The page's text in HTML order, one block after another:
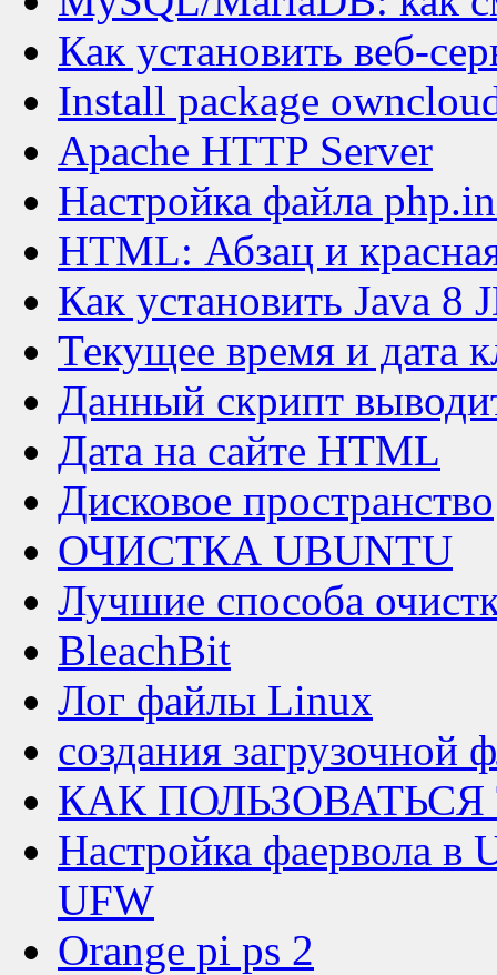
Как установить веб-
Install package
Apache HTTP Server
Настройка файла
HTML: Абзац и
Как установить Java 8
Текущее время и дата
Данный скрипт
Дата на сайте HTML
Дисковое пространство
ОЧИСТКА UBUNTU
Лучшие способа
BleachBit
Лог файлы Linux
создания загрузочной
КАК ПОЛЬЗОВАТЬСЯ
Настройка фаервола
UFW
Orange pi ps 2